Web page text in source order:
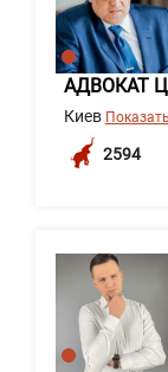
АДВОКАТ
Киев
2594